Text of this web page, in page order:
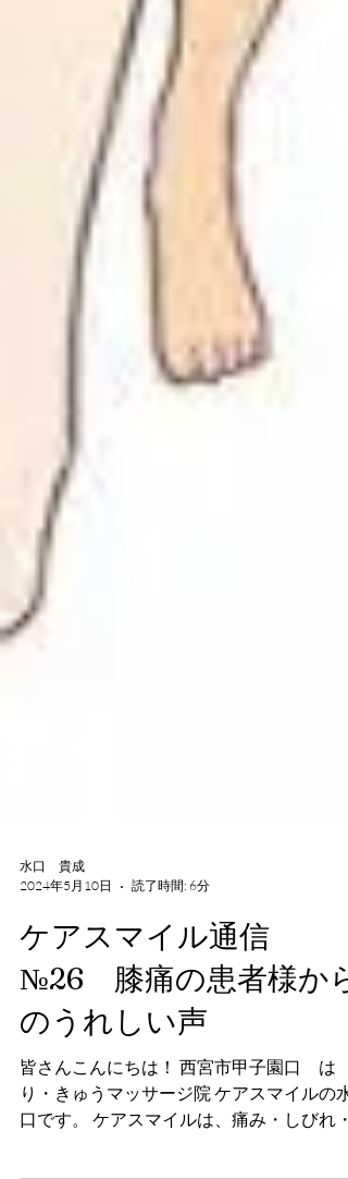
水口 貴成
2024年5月10日
読了時間: 6分
ケアスマイル通信
№26 膝痛の患者様から
のうれしい声